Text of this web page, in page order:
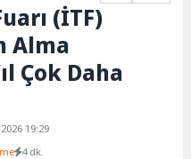
(İTF)
Alma
Çok Daha
19:29
4 dk.